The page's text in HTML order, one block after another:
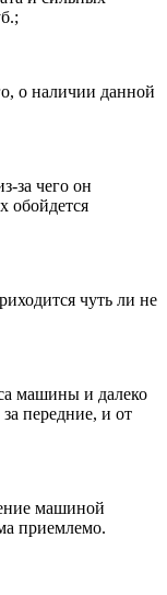
о наличии данной
за чего он
обойдется
чуть ли не
машины и далеко
передние, и от
машиной
приемлемо.